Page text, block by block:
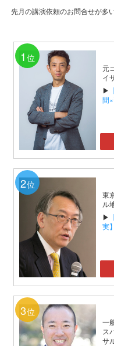
先月の講演依頼のお問合せが多
1 位
元
イ
▶
間
2位
東
ル
▶
実】
3位
一
ス
サ